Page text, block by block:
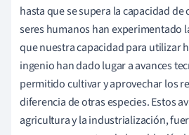
hasta que se supera la capacidad de
seres humanos han experimentado
que nuestra capacidad para utilizar
ingenio han dado lugar a avances
permitido cultivar y aprovechar los
diferencia de otras especies. Estos
agricultura y la industrialización,